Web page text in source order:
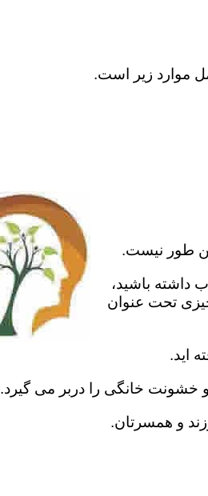
موارد زیر است.
طور نیست.
داشته باشید،
تحت عنوان
اید.
و خشونت خانگی را دربر می گیرد.
و همسرتان.